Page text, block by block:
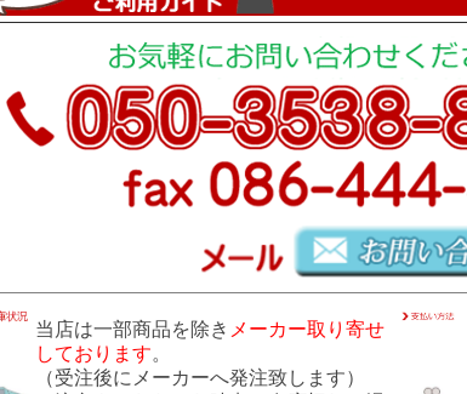
当店は一部商品を除き メーカー取り寄せ
しております。
（受注後にメーカーへ発注致します）